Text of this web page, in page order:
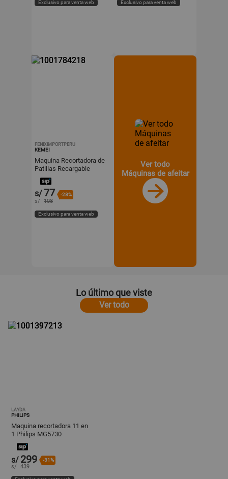
Exclusivo para venta web Exclusivo para venta web
FENIXIMPORTPERU
KEMEI
Maquina Recortadora de
Patillas Recargable
1200mAh 5W 120
minutos Kemei KM-2299
s/77 -28%
s/ 108
Exclusivo para venta web
Ver todo
Máquinas de afeitar
Lo último que viste
Ver todo
LAYDA
PHILIPS
Maquina recortadora 11 en
1 Philips MG5730
s/ 299 -31%
s/ 439